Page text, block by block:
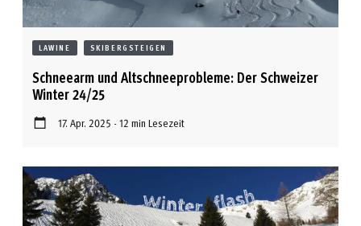
LAWINE SKIBERGSTEIGEN
Schneearm und Altschneeprobleme: Der Schweizer
Winter 24/25
17. Apr. 2025 - 12 min Lesezeit